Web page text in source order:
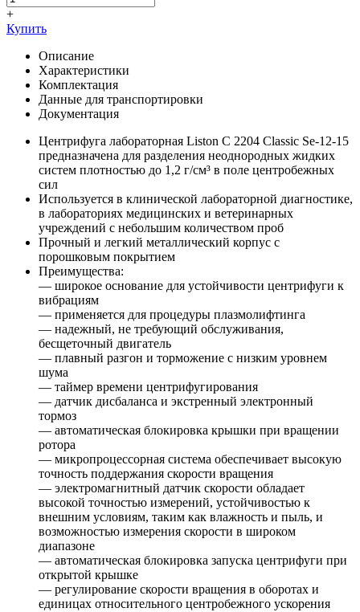
+
Купить
Описание
Характеристики
Комплектация
Данные для транспортировки
Документация
Центрифуга лабораторная Liston C 2204 Classic Se-12-15
предназначена для разделения неоднородных жидких
систем плотностью до 1,2 г/см³ в поле центробежных
сил
Используется в клинической лабораторной диагностике,
в лабораториях медицинских и ветеринарных
учреждений с небольшим количеством проб
Прочный и легкий металлический корпус с
порошковым покрытием
Преимущества:
— широкое основание для устойчивости центрифуги к
вибрациям
— применяется для процедуры плазмолифтинга
— надежный, не требующий обслуживания,
бесщеточный двигатель
— плавный разгон и торможение с низким уровнем
шума
— таймер времени центрифугирования
— датчик дисбаланса и экстренный электронный
тормоз
— автоматическая блокировка крышки при вращении
ротора
— микропроцессорная система обеспечивает высокую
точность поддержания скорости вращения
— электромагнитный датчик скорости обладает
высокой точностью измерений, устойчивостью к
внешним условиям, таким как влажность и пыль, и
возможностью измерения скорости в широком
диапазоне
— автоматическая блокировка запуска центрифуги при
открытой крышке
— регулирование скорости вращения в оборотах и
единицах относительного центробежного ускорения